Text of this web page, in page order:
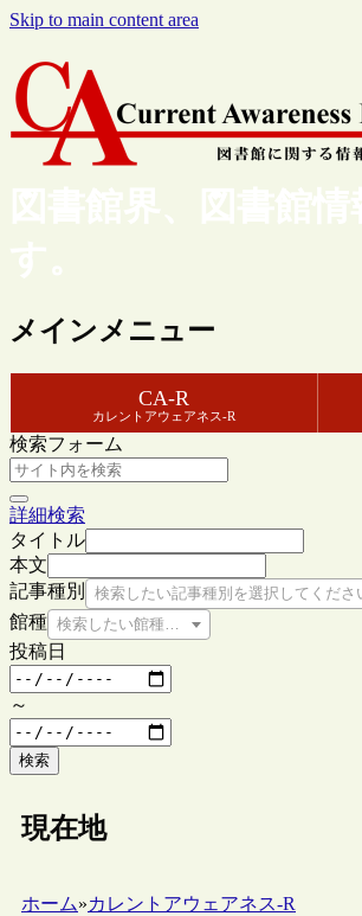
Skip to main content area
図書館界、図書館
す。
メインメニュー
CA-R
カレントアウェアネス-R
検索フォーム
詳細検索
タイトル
本文
記事種別
検索したい記事種別を選択してくださ
館種 検索したい館種を選択してください
投稿日
～
検索
現在地
ホーム»カレントアウェアネス-R